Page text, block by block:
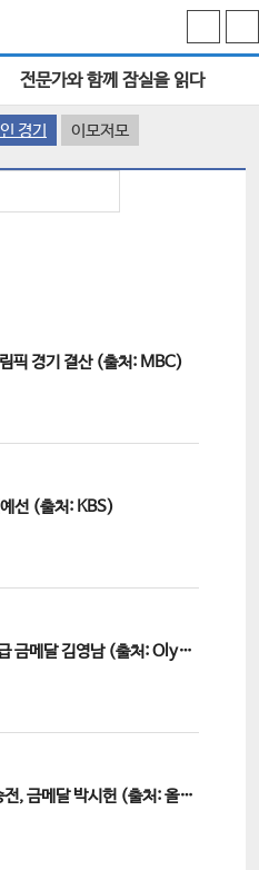
전문가와 함께 잠실을 읽다
경기 이모저모
픽 경기 결산 (출처: MBC)
선 (출처: KBS)
레슬링 그레코로만형 74kg급 금메달 김영남 (출처: Olympics...
남자 복싱 라이트미들급 결승전, 금메달 박시헌 (출처: 올림픽 공식채...